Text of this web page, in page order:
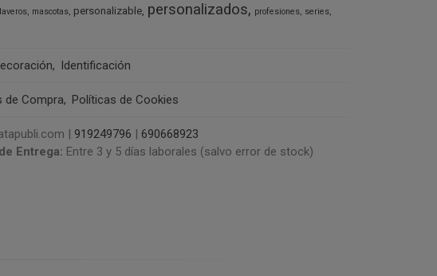
mascotas personalizable personalizados profesiones series
Identificación
de Compra Políticas de Cookies
| 919249796 | 690668923
Entrega: Entre 3 y 5 días laborales (salvo error de stock)